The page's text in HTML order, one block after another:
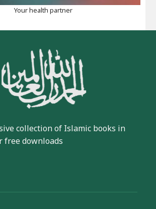
Your health partner
collection of Islamic books in
free downloads